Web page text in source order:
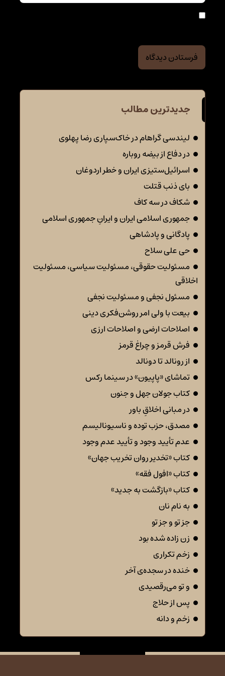
جدیدترین مطالب
لیندسی گراهام در خاک‌سپاری رضا پهلوی
در دفاع از بیضه روباره
اسرائیل‌ستیزی ایران و خطر اردوغان
بای ذنب قتلت
شکاف در سه کاف
جمهوری اسلامی ایران و ایرانِ جمهوری اسلامی
پادگانی و پادشاهی
حی علی سلاح
مسئولیت حقوقی، مسئولیت سیاسی، مسئولیت
اخلاقی
مسئول نجفی و مسئولیت نجفی
بیعت با ولی امر روشن‌فکری دینی
اصلاحات ارضی و اصلاحات ارزی
فرش قرمز و چراغ قرمز
از رونالد تا دونالد
تماشای «پاپیون» در سینما رکس
کتاب جولان جهل و جنون
در مبانی اخلاقِ باور
مصدق، حزب توده و ناسیونالیسم
عدم تأیید وجود و تأیید عدم وجود
کتاب «تخدیر روان تخریب جهان»
کتاب «افول فقه»
کتاب «بازگشت به جدید»
به نام نان
جز تو و جز تو
زن زاده شده بود
زخم تکراری
خنده در سجده‌ی آخر
و تو می‌رقصیدی
پس از حلاج
زخم و دانه